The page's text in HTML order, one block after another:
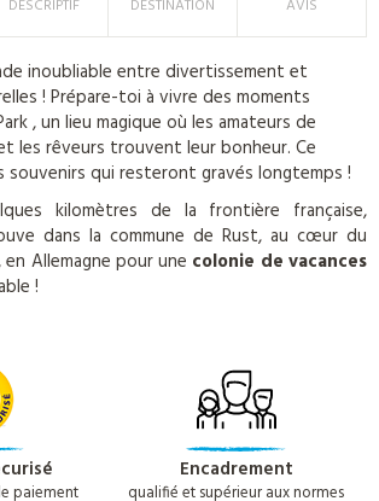
DESCRIPTIF DESTINATION AVIS
inoubliable entre divertissement et
! Prépare-toi à vivre des moments
, un lieu magique où les amateurs de
les rêveurs trouvent leur bonheur. Ce
souvenirs qui resteront gravés longtemps !
kilomètres de la frontière française,
dans la commune de Rust, au cœur du
Allemagne pour une colonie de vacances
!
paiement
Encadrement
qualifié et supérieur aux normes